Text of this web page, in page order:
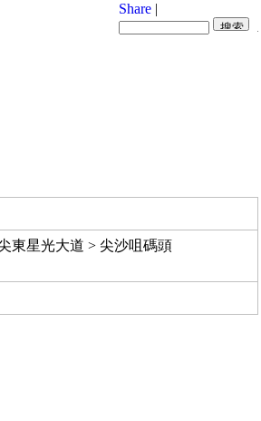
Share |
東星光大道 > 尖沙咀碼頭